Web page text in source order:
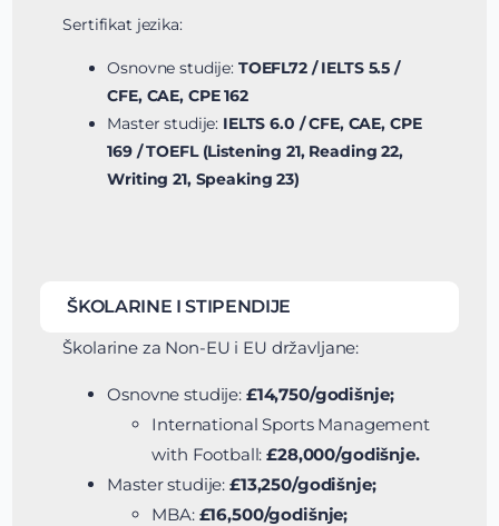
Sertifikat jezika:
Osnovne studije: TOEFL72 / IELTS 5.5 /
CFE, CAE, CPE 162
Master studije: IELTS 6.0 / CFE, CAE, CPE
169 / TOEFL (Listening 21, Reading 22,
Writing 21, Speaking 23)
ŠKOLARINE I STIPENDIJE
Školarine za Non-EU i EU državljane:
Osnovne studije: £14,750/godišnje;
International Sports Management
with Football:£28,000/godišnje.
Master studije: £13,250/godišnje;
MBA: £16,500/godišnje;